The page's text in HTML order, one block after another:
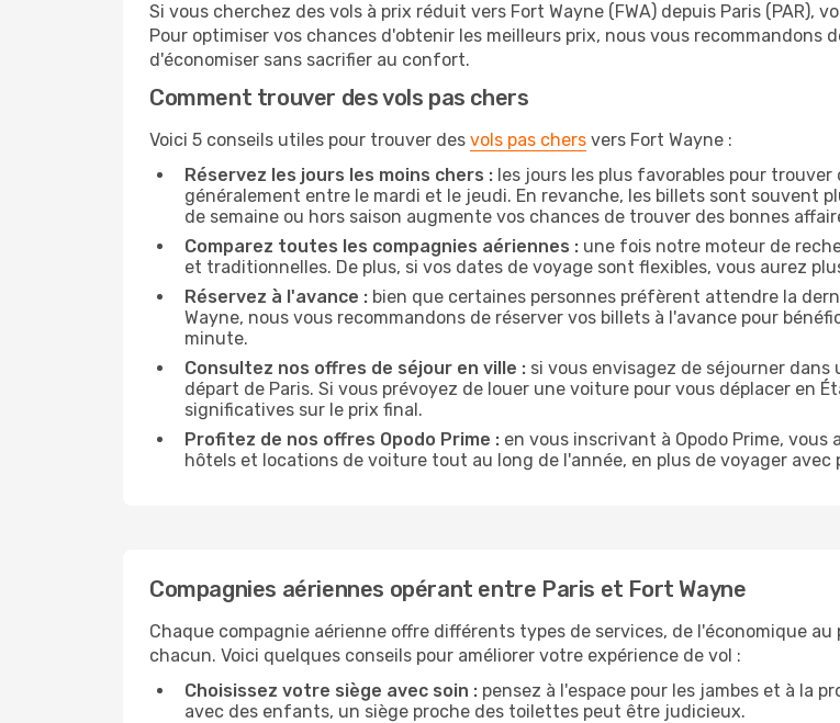
Si vous cherchez des vols à prix réduit vers Fort Wayne (FWA) depuis Paris (PAR),
Pour optimiser vos chances d'obtenir les meilleurs prix, nous vous
d'économiser sans sacrifier au confort.
Comment trouver des vols pas chers
Voici 5 conseils utiles pour trouver des vols pas chers vers Fort Wayne :
Réservez les jours les moins chers : les jours les plus favorables pour
généralement entre le mardi et le jeudi. En revanche, les billets sont souvent
de semaine ou hors saison augmente vos chances de trouver des bonnes
Comparez toutes les compagnies aériennes : une fois notre moteur de
et traditionnelles. De plus, si vos dates de voyage sont flexibles, vous aurez
Réservez à l'avance : bien que certaines personnes préfèrent attendre la
Wayne, nous vous recommandons de réserver vos billets à l'avance pour
minute.
Consultez nos offres de séjour en ville : si vous envisagez de séjourner
départ de Paris. Si vous prévoyez de louer une voiture pour vous déplacer en
significatives sur le prix final.
Profitez de nos offres Opodo Prime : en vous inscrivant à Opodo Prime, vous
hôtels et locations de voiture tout au long de l'année, en plus de voyager
Compagnies aériennes opérant entre Paris et Fort Wayne
Chaque compagnie aérienne offre différents types de services, de l'économique
chacun. Voici quelques conseils pour améliorer votre expérience de vol :
Choisissez votre siège avec soin : pensez à l'espace pour les jambes et à la
avec des enfants, un siège proche des toilettes peut être judicieux.